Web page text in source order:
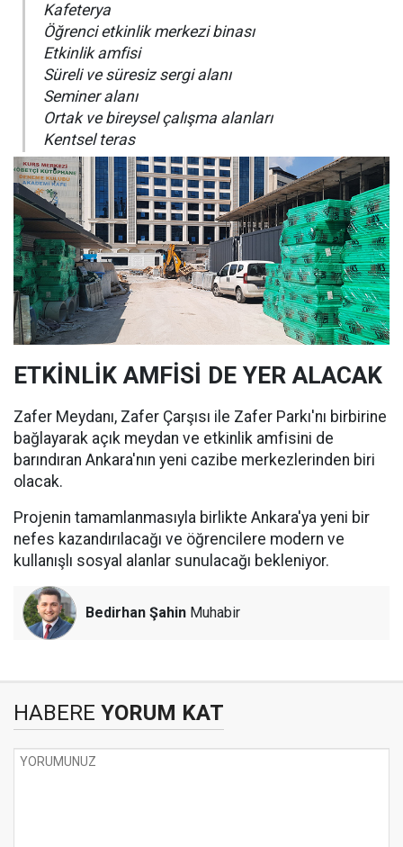
Kafeterya
Öğrenci etkinlik merkezi binası
Etkinlik amfisi
Süreli ve süresiz sergi alanı
Seminer alanı
Ortak ve bireysel çalışma alanları
Kentsel teras
ETKİNLİK AMFİSİ DE YER ALACAK
Zafer Meydanı, Zafer Çarşısı ile Zafer Parkı'nı birbirine
bağlayarak açık meydan ve etkinlik amfisini de
barındıran Ankara'nın yeni cazibe merkezlerinden biri
olacak.
Projenin tamamlanmasıyla birlikte Ankara'ya yeni bir
nefes kazandırılacağı ve öğrencilere modern ve
kullanışlı sosyal alanlar sunulacağı bekleniyor.
Bedirhan Şahin Muhabir
HABERE YORUM KAT